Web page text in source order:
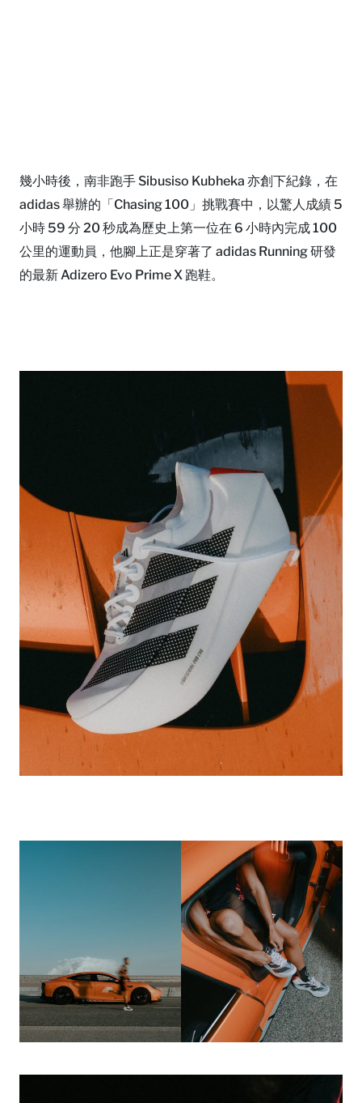
幾小時後，南非跑手 Sibusiso Kubheka 亦創下紀錄，在
adidas 舉辦的「Chasing 100」挑戰賽中，以驚人成績 5
小時 59 分 20 秒成為歷史上第一位在 6 小時內完成 100
公里的運動員，他腳上正是穿著了 adidas Running 研發
的最新 Adizero Evo Prime X 跑鞋。